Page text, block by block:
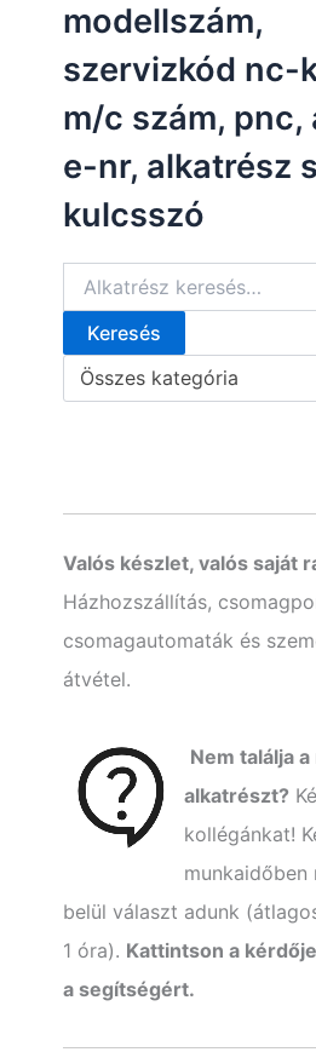
r
k
a
t
e
g
ó
r
i
á
modellszám,
szervizkód nc-
m/c szám, pnc,
e-nr, alkatrész
kulcsszó
e
a
ö
e
k
e
Keresés
Összes kategória
Valós készlet, valós saját
Házhozszállítás,
csomagautomaták és
átvétel.
Nem találja
alkatrészt?
kollégánkat!
munkaidőben
belül választ adunk
1 óra). Kattintson a
a segítségért.